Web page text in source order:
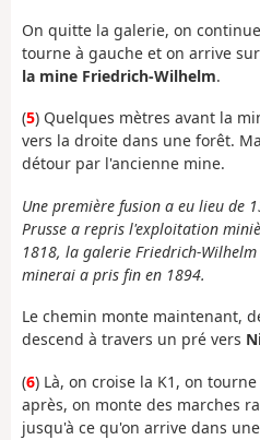
On quitte la galerie, on
tourne à gauche et on arrive
la mine Friedrich-Wilhelm.
(5) Quelques mètres avant la
vers la droite dans une forêt.
détour par l'ancienne mine.
Une première fusion a eu lieu de
Prusse a repris l'exploitation
1818, la galerie Friedrich-
minerai a pris fin en 1894.
Le chemin monte maintenant,
descend à travers un pré vers
(6) Là, on croise la K1, on
après, on monte des marches
jusqu'à ce qu'on arrive dans